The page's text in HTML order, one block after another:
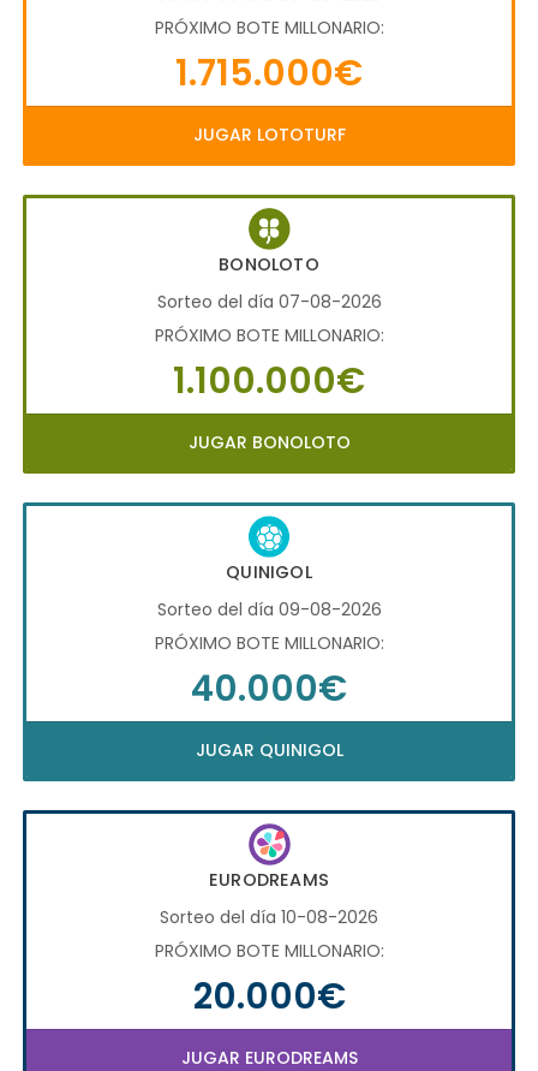
PRÓXIMO BOTE MILLONARIO:
1.715.000€
JUGAR LOTOTURF
BONOLOTO
Sorteo del día 07-08-2026
PRÓXIMO BOTE MILLONARIO:
1.100.000€
JUGAR BONOLOTO
QUINIGOL
Sorteo del día 09-08-2026
PRÓXIMO BOTE MILLONARIO:
40.000€
JUGAR QUINIGOL
EURODREAMS
Sorteo del día 10-08-2026
PRÓXIMO BOTE MILLONARIO:
20.000€
JUGAR EURODREAMS